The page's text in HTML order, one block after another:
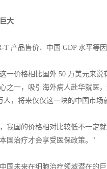
大
T 产品售价、中国 GDP 水平等
一价格相比国外 50 万美元来
之一，吸引海外病人赴华就医
人，将来仅仅这一块的中国市场
我国的价格相对比较低不一定
国治疗才会享受医保政策。"
国未来在细胞治疗领域潜在的